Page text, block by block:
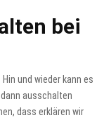
bei
und wieder kann es
ausschalten
dass erklären wir